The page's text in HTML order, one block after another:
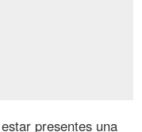
presentes una